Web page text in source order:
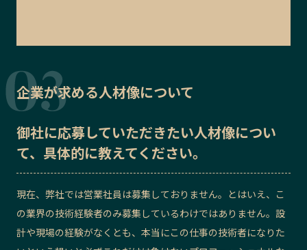
企業が求める人材像について
御社に応募していただきたい人材像につい
て、具体的に教えてください。
現在、弊社では営業社員は募集しておりません。とはいえ、こ
の業界の技術経験者のみ募集しているわけではありません。設
計や現場の経験がなくとも、本当にこの仕事の技術者になりた